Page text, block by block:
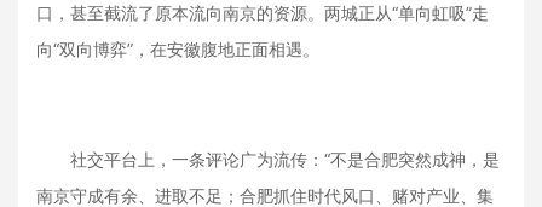
口，甚至截流了原本流向南京的资源。两城正从“单向虹吸”走
向“双向博弈”，在安徽腹地正面相遇。
社交平台上，一条评论广为流传：“不是合肥突然成神，是
南京守成有余、进取不足；合肥抓住时代风口、赌对产业、集